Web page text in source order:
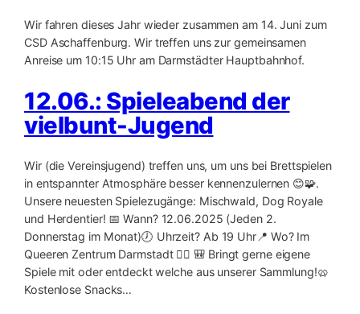
Wir fahren dieses Jahr wieder zusammen am 14. Juni zum
CSD Aschaffenburg. Wir treffen uns zur gemeinsamen
Anreise um 10:15 Uhr am Darmstädter Hauptbahnhof.
12.06.: Spieleabend der
vielbunt-Jugend
Wir (die Vereinsjugend) treffen uns, um uns bei Brettspielen
in entspannter Atmosphäre besser kennenzulernen 😊🧩.
Unsere neuesten Spielezugänge: Mischwald, Dog Royale
und Herdentier! 📅 Wann? 12.06.2025 (Jeden 2.
Donnerstag im Monat)🕖 Uhrzeit? Ab 19 Uhr📍 Wo? Im
Queeren Zentrum Darmstadt 🏳️‍🌈 🎒 Bringt gerne eigene
Spiele mit oder entdeckt welche aus unserer Sammlung!🥨
Kostenlose Snacks…